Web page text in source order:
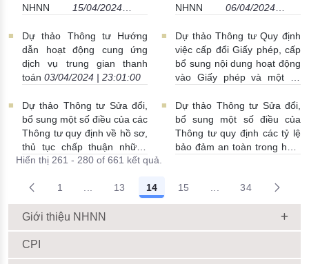
NHNN
15/04/2024 |
NHNN
06/04/2024 |
Dự thảo Thông tư Hướng
dẫn hoạt động cung ứng
dịch vụ trung gian thanh
toán 03/04/2024 | 23:01:00
Dự thảo Thông tư Quy định
việc cấp đổi Giấy phép, cấp
bổ sung nội dung hoạt động
vào Giấy phép và một số
động của NHTM, chi nhánh
ngân hàng nước ngoài,
VPĐD 28/03/2024 | 00:32:00
Dự thảo Thông tư Sửa đổi,
bổ sung một số điều của các
Thông tư quy định về hồ sơ,
thủ tục chấp thuận những
thay đổi và mạng lưới hoạt
phi ngân hàng 28/03/2024 |
00:00:00
Dự thảo Thông tư Sửa đổi,
bổ sung một số điều của
Thông tư quy định các tỷ lệ
bảo đảm an toàn trong hoạt
Hiển thị 261 - 280 of 661 kết quả.
1 Trang trung gian Use TAB to navigate.
13 14 15 Trang trung gian
34
Giới thiệu NHNN
CPI